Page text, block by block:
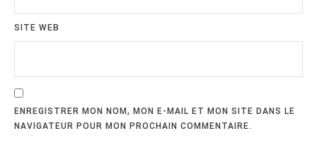
SITE WEB
ENREGISTRER MON NOM, MON E-MAIL ET MON SITE DANS LE
NAVIGATEUR POUR MON PROCHAIN COMMENTAIRE.